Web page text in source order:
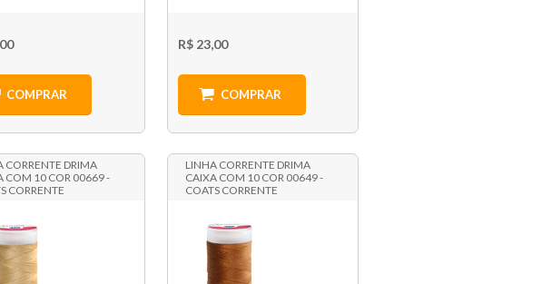
COMPRAR
R$ 23,00
COMPRAR
CORRENTE DRIMA
COM 10 COR 00669 -
CORRENTE
LINHA CORRENTE DRIMA
CAIXA COM 10 COR 00649 -
COATS CORRENTE